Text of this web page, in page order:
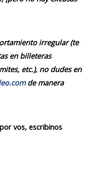
irregular (te
en billeteras
etc.), no dudes en
de manera
vos, escribinos